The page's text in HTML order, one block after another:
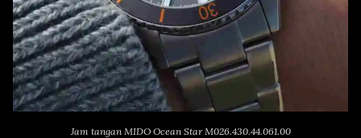
Jam tangan MIDO Ocean Star M026.430.44.061.00